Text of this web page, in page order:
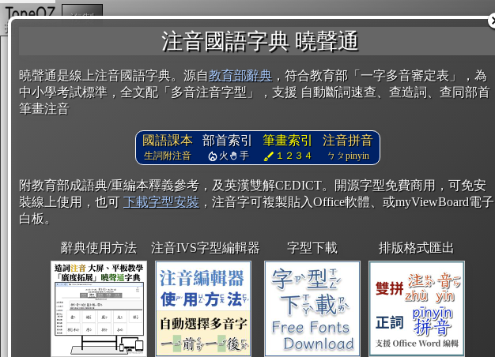
注音國語字典 曉聲通
曉聲通是線上注音國語字典。源自教育部辭典 ，符合教育部「一字多音審定表」，為
中小學考試標準，全文配「多音注音字型」，支援 自動斷詞速查、查造詞、查同部首
筆畫注音
國語課本
生詞附注音
部首索引
火 手
筆畫索引
１２３４
注音拼音
ㄅㄆpinyin
附教育部成語典/重編本釋義參考，及英漢雙解CEDICT。開源字型免費商用，可免安
裝線上使用，也可 下載字型安裝 ，注音字可複製貼入Office軟體、或myViewBoard電子
白板。
辭典使用方法 注音IVS字型編輯器 字型下載 排版格式匯出
複製